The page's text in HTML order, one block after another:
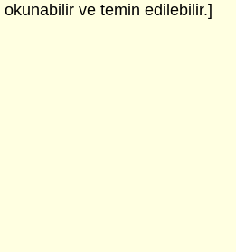
ve temin edilebilir.]